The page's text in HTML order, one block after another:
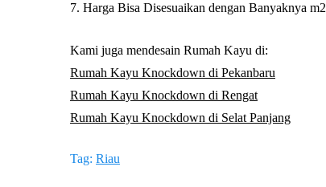
7. Harga Bisa Disesuaikan dengan Banyaknya m2
Kami juga mendesain Rumah Kayu di:
Rumah Kayu Knockdown di Pekanbaru
Rumah Kayu Knockdown di Rengat
Rumah Kayu Knockdown di Selat Panjang
Tag: Riau